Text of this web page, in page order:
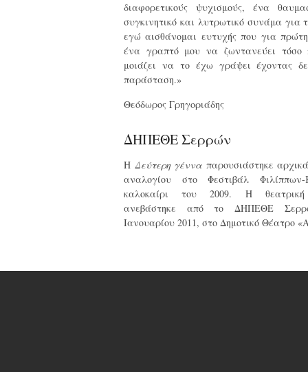
διαφορετικούς ψυχισμούς, ένα
συγκινητικό και λυτρωτικό συνάμα για
εγώ αισθάνομαι ευτυχής που για
ένα γραπτό μου να ζωντανεύει τόσο
μοιάζει να το έχω γράψει έχοντας
παράσταση.»
Θεόδωρος Γρηγοριάδης
ΔΗΠΕΘΕ Σερρών
Η Δεύτερη γέννα παρουσιάστηκε
αναλογίου στο Φεστιβάλ
καλοκαίρι του 2009. Η
ανεβάστηκε από το ΔΗΠΕΘΕ
Ιανουαρίου 2011, στο Δημοτικό Θέατρο